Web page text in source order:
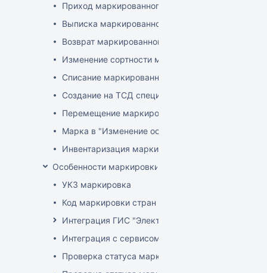
Приход маркированного товара
Выписка маркированного товара
Возврат маркированного товара
Изменение сортности маркированного товара
Списание маркированного товара
Создание на ТСД спецификации документа с
Перемещение маркированного товара
Марка в "Изменение остатков"
Инвентаризация маркированного товара
Особенности маркировки РБ
УКЗ маркировка
Код маркировки стран ЕАЭС
Интеграция ГИС "Электронный Знак"
Интеграция с сервисом "Цифровой помощник
Проверка статуса марки на ТСД